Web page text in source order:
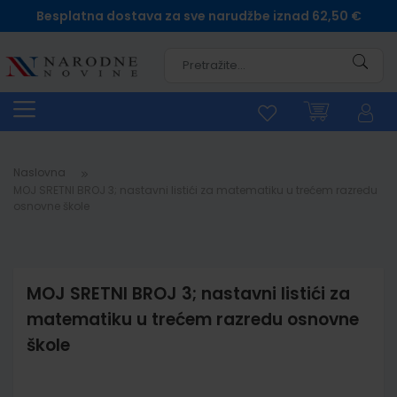
Besplatna dostava za sve narudžbe iznad 62,50 €
Naslovna
MOJ SRETNI BROJ 3; nastavni listići za
matematiku u trećem razredu osnovne
škole